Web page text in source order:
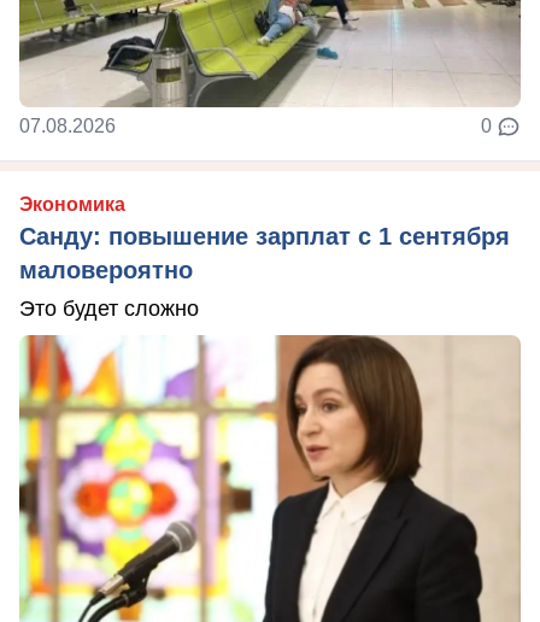
07.08.2026 0
Экономика
Санду: повышение зарплат с 1 сентября
маловероятно
Это будет сложно